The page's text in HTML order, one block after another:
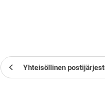
Yhteisöllinen